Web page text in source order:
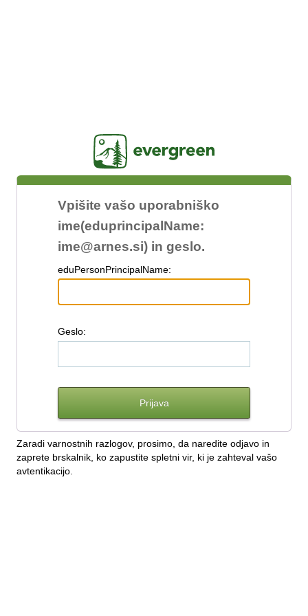
Vpišite vašo uporabniško
ime(eduprincipalName:
ime@arnes.si) in geslo.
eduPersonPrincipalName:
Geslo:
Zaradi varnostnih razlogov, prosimo, da naredite odjavo in
zaprete brskalnik, ko zapustite spletni vir, ki je zahteval vašo
avtentikacijo.